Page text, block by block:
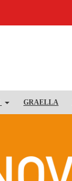
GRAELLA